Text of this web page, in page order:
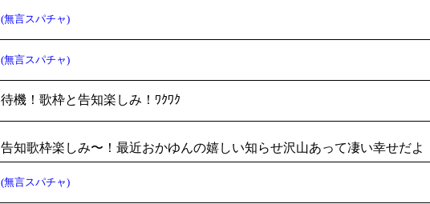
(無言スパチャ)
(無言スパチャ)
待機！歌枠と告知楽しみ！ﾜｸﾜｸ
告知歌枠楽しみ〜！最近おかゆんの嬉しい知らせ沢山あって凄い幸せだよ
(無言スパチャ)